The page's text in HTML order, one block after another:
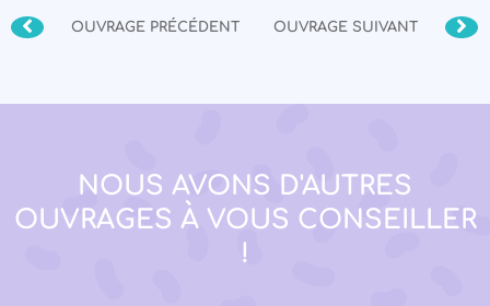
OUVRAGE PRÉCÉDENT OUVRAGE SUIVANT
NOUS AVONS D'AUTRES
OUVRAGES À VOUS CONSEILLER
!